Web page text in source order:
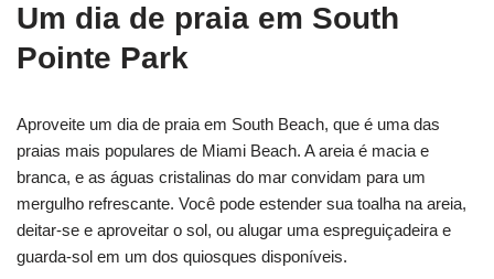
Um dia de praia em South
Pointe Park
Aproveite um dia de praia em South Beach, que é uma das
praias mais populares de Miami Beach. A areia é macia e
branca, e as águas cristalinas do mar convidam para um
mergulho refrescante. Você pode estender sua toalha na areia,
deitar-se e aproveitar o sol, ou alugar uma espreguiçadeira e
guarda-sol em um dos quiosques disponíveis.